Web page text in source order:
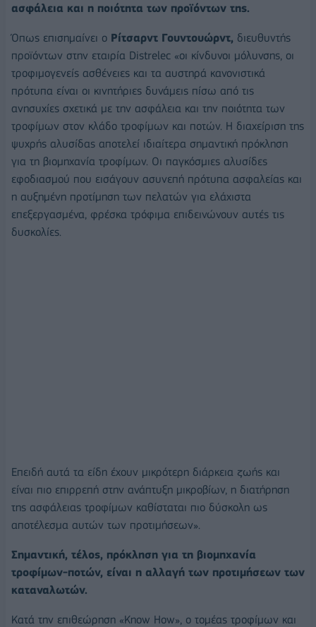
ασφάλεια και η ποιότητα των προϊόντων της.
Όπως επισημαίνει ο Ρίτσαρντ Γουντουώρντ, διευθυντής
προϊόντων στην εταιρία Distrelec «οι κίνδυνοι μόλυνσης, οι
τροφιμογενείς ασθένειες και τα αυστηρά κανονιστικά
πρότυπα είναι οι κινητήριες δυνάμεις πίσω από τις
ανησυχίες σχετικά με την ασφάλεια και την ποιότητα των
τροφίμων στον κλάδο τροφίμων και ποτών. Η διαχείριση της
ψυχρής αλυσίδας αποτελεί ιδιαίτερα σημαντική πρόκληση
για τη βιομηχανία τροφίμων. Οι παγκόσμιες αλυσίδες
εφοδιασμού που εισάγουν ασυνεπή πρότυπα ασφαλείας και
η αυξημένη προτίμηση των πελατών για ελάχιστα
επεξεργασμένα, φρέσκα τρόφιμα επιδεινώνουν αυτές τις
δυσκολίες.
Επειδή αυτά τα είδη έχουν μικρότερη διάρκεια ζωής και
είναι πιο επιρρεπή στην ανάπτυξη μικροβίων, η διατήρηση
της ασφάλειας τροφίμων καθίσταται πιο δύσκολη ως
αποτέλεσμα αυτών των προτιμήσεων».
Σημαντική, τέλος, πρόκληση για τη βιομηχανία
τροφίμων-ποτών, είναι η αλλαγή των προτιμήσεων των
καταναλωτών.
Κατά την επιθεώρηση «Know How», ο τομέας τροφίμων και